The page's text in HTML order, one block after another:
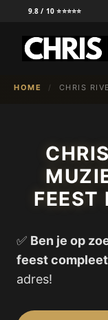
9.8 / 10 ⭐⭐⭐⭐⭐
HOME /
FEEST
✅ Ben je op
feest
adres!